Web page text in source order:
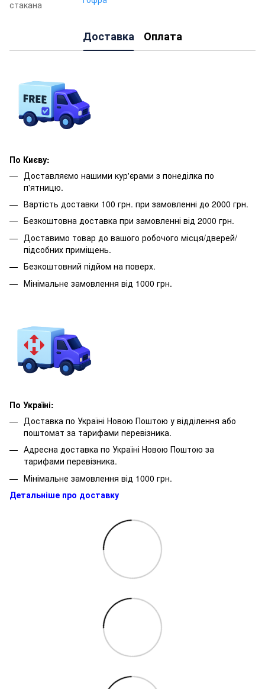
стакана
Доставка Оплата
По Києву:
Доставляємо нашими кур'єрами з понеділка по
п'ятницю.
Вартість доставки 100 грн. при замовленні до 2000 грн.
Безкоштовна доставка при замовленні від 2000 грн.
Доставимо товар до вашого робочого місця/дверей/
підсобних приміщень.
Безкоштовний підйом на поверх.
Мінімальне замовлення від 1000 грн.
По Україні:
Доставка по Україні Новою Поштою у відділення або
поштомат за тарифами перевізника.
Адресна доставка по Україні Новою Поштою за
тарифами перевізника.
Мінімальне замовлення від 1000 грн.
Детальніше про доставку